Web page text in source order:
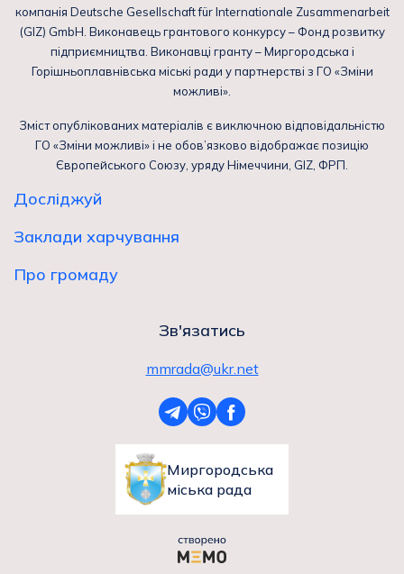
компанія Deutsche Gesellschaft für Internationale Zusammenarbeit
(GIZ) GmbH. Виконавець грантового конкурсу – Фонд розвитку
підприємництва. Виконавці гранту – Миргородська і
Горішньоплавнівська міські ради у партнерстві з ГО «Зміни
можливі».
Зміст опублікованих матеріалів є виключною відповідальністю
ГО «Зміни можливі» і не обов’язково відображає позицію
Європейського Союзу, уряду Німеччини, GIZ, ФРП.
Досліджуй
Заклади харчування
Про громаду
Зв'язатись
mmrada@ukr.net
Миргородська
міська рада